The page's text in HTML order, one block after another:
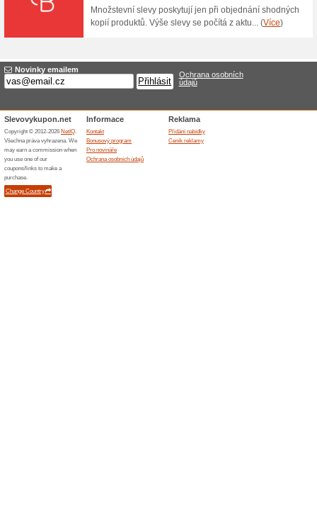
Dárkové poukazy
100% fungovalo Akce
dárkový poukaz od
v obchodech. Více na